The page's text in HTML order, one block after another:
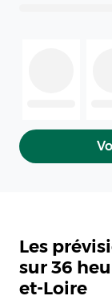
Les
sur 36
et-Loire